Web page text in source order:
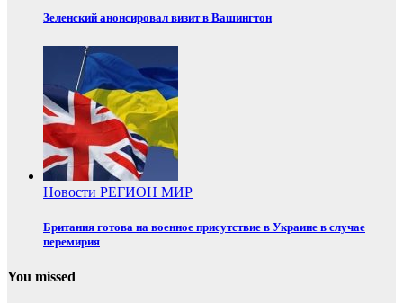
Зеленский анонсировал визит в Вашингтон
Новости РЕГИОН МИР
Британия готова на военное присутствие в Украине в случае
перемирия
You missed